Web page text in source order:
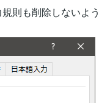
則も削除しないよう